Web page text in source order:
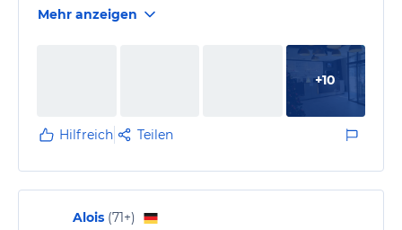
Das Personal war nett und zuvorkommend und der
Lobby-Bereich lädt auch zum Verweilen ein. Der
kleine Minimarkt zur Selbstbedienung bietet eine
reichhaltige Auswahl an Snacks und Getränken. Wer
allerdings keine 5,89 EUR für ein Weißbier bezahlen
möchte, findet im Alnatura-Markt direkt neben dem
Mehr anzeigen
+10
Hilfreich Teilen
Alois (71+)